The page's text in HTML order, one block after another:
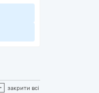
закрити всі